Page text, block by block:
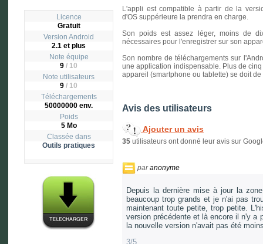
Licence
Gratuit
Version Android
2.1 et plus
Note équipe
9 / 10
Note utilisateurs
9 / 10
Téléchargements
50000000 env.
Poids
5 Mo
Classée dans
Outils pratiques
L'appli est compatible à partir de la
d'OS suppérieure la prendra en charge.
Son poids est assez léger, moins de
nécessaires pour l'enregistrer sur son
Son nombre de téléchargements sur
une application indispensable. Plus de
appareil (smartphone ou tablette) se doit de
Avis des utilisateurs
Ajouter un avis
35 utilisateurs ont donné leur avis sur
paranonyme
Depuis la dernière mise à jour la
beaucoup trop grands et je n'ai pas
maintenant toute petite, trop petite.
version précédente et là encore il n'y a
la nouvelle version n'avait pas été
3/5